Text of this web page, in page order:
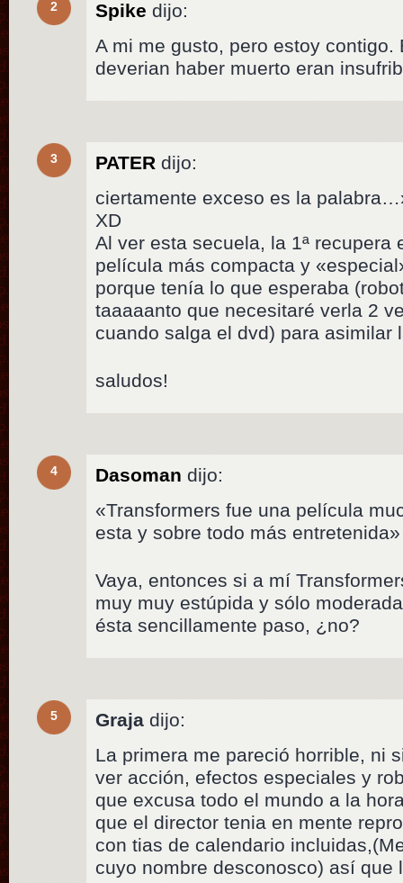
2 Spike dijo:
A mi me gusto, pero estoy contigo.
deverian haber muerto eran
3 PATER dijo:
ciertamente exceso es la
XD
Al ver esta secuela, la 1ª recupera
película más compacta y
porque tenía lo que esperaba
taaaaanto que necesitaré verla 2
cuando salga el dvd) para asimilar
saludos!
4 Dasoman dijo:
«Transformers fue una película
esta y sobre todo más entretenida»
Vaya, entonces si a mí
muy muy estúpida y sólo
ésta sencillamente paso, ¿no?
5 Graja dijo:
La primera me pareció horrible, ni
ver acción, efectos especiales y
que excusa todo el mundo a la
que el director tenia en mente
con tias de calendario
cuyo nombre desconosco) así que